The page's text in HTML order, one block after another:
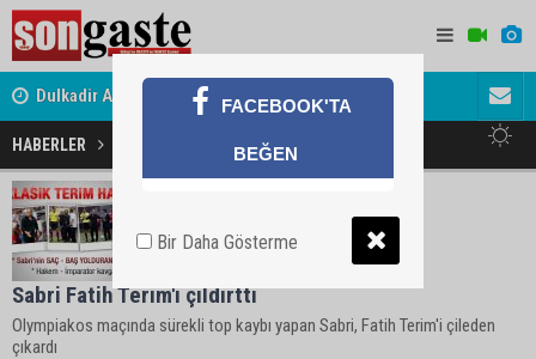
Dulkadir Ailesinin Mutlu Günü
Gölbaşı Esnafının Sesi Ankara Kalkınma Ajansı'nda
Avukat
akını
HABERLER
Sabri Fatih Terim'i çıldırttı
Olympiakos maçında sürekli top kaybı yapan Sabri, Fatih Terim'i çileden
çıkardı
FACEBOOK'TA
BEĞEN
Bir Daha Gösterme